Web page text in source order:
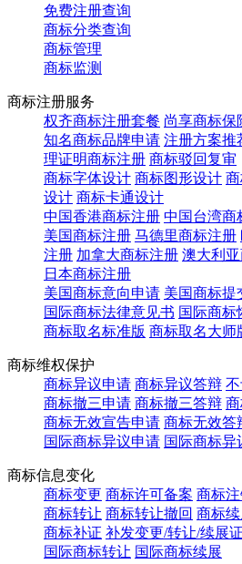
免费注册查询
商标分类查询
商标管理
商标监测
商标注册服务
权齐商标注册套餐 尚享商标保
知名商标品牌申请 注册方案推
理证明商标注册 商标驳回复审
商标字体设计 商标图形设计
设计 商标卡通设计
中国香港商标注册 中国台湾商
美国商标注册 马德里商标注册
注册 加拿大商标注册 澳大利
日本商标注册
美国商标意向申请 美国商标提
国际商标法律意见书 国际商标
商标取名标准版 商标取名大师
商标维权保护
商标异议申请 商标异议答辩
商标撤三申请 商标撤三答辩
商标无效宣告申请 商标无效答
国际商标异议申请 国际商标异
商标信息变化
商标变更 商标许可备案 商标
商标转让 商标转让撤回 商标
商标补证 补发变更/转让/续展
国际商标转让 国际商标续展